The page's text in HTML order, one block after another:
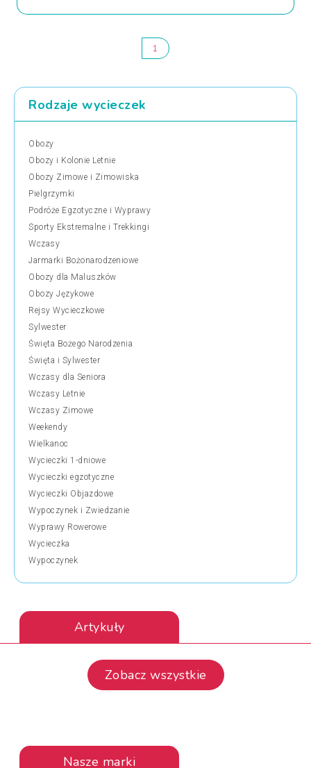
1
Rodzaje wycieczek
Obozy
Obozy i Kolonie Letnie
Obozy Zimowe i Zimowiska
Pielgrzymki
Podróże Egzotyczne i Wyprawy
Sporty Ekstremalne i Trekkingi
Wczasy
Jarmarki Bożonarodzeniowe
Obozy dla Maluszków
Obozy Językowe
Rejsy Wycieczkowe
Sylwester
Święta Bożego Narodzenia
Święta i Sylwester
Wczasy dla Seniora
Wczasy Letnie
Wczasy Zimowe
Weekendy
Wielkanoc
Wycieczki 1-dniowe
Wycieczki egzotyczne
Wycieczki Objazdowe
Wypoczynek i Zwiedzanie
Wyprawy Rowerowe
Wycieczka
Wypoczynek
Artykuły
Zobacz wszystkie
Nasze marki